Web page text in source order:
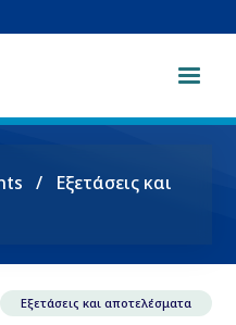
Εξετάσεις και
Εξετάσεις και αποτελέσματα